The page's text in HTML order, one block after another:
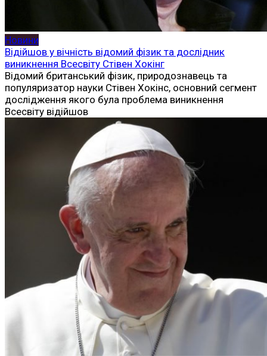
Новини
Відійшов у вічність відомий фізик та дослідник
виникнення Всесвіту Стівен Хокінг
Відомий британський фізик, природознавець та
популяризатор науки Стівен Хокінс, основний сегмент
дослідження якого була проблема виникнення
Всесвіту відійшов